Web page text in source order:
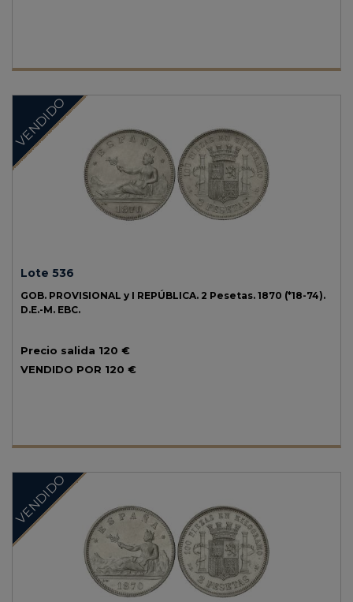
VENDIDO
Lote 536
GOB. PROVISIONAL y I REPÚBLICA. 2 Pesetas. 1870 (*18-74).
D.E.-M. EBC.
Precio salida 120 €
VENDIDO POR 120 €
VENDIDO